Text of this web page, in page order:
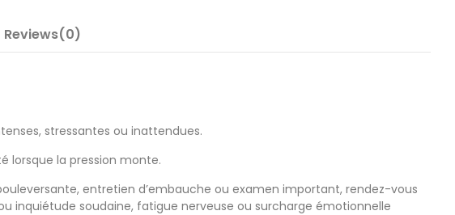
Reviews(0)
stressantes ou inattendues.
lorsque la pression monte.
entretien d’embauche ou examen important, rendez-vous
inquiétude soudaine, fatigue nerveuse ou surcharge émotionnelle